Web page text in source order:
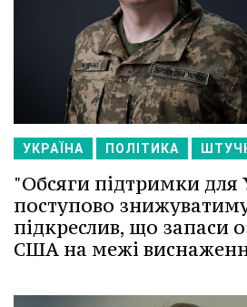
УКРАЇНА ПОЛІТИКА
"Обсяги підтримки для
поступово
підкреслив, що запаси
США на межі